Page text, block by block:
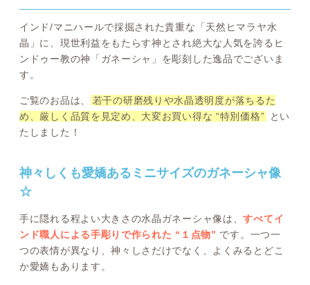
インド/マニハールで採掘された貴重な「天然ヒマラヤ水
晶」に、現世利益をもたらす神とされ絶大な人気を誇るヒ
ンドゥー教の神「ガネーシャ」を彫刻した逸品でございま
す。
ご覧のお品は、
若干の研磨残りや水晶透明度が落ちるた
め、厳しく品質を見定め、大変お買い得な “特別価格”
とい
たしました！
神々しくも愛嬌あるミニサイズのガネーシャ像
☆
手に隠れる程よい大きさの水晶ガネーシャ像は、すべてイ
ンド職人による手彫りで作られた “１点物” です。一つ一
つの表情が異なり、神々しさだけでなく、よくみるとどこ
か愛嬌もあります。